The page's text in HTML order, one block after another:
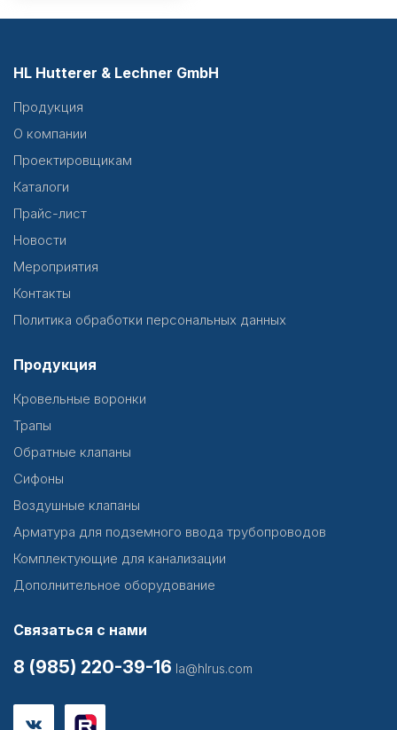
HL Hutterer & Lechner GmbH
Продукция
О компании
Проектировщикам
Каталоги
Прайс-лист
Новости
Мероприятия
Контакты
Политика обработки персональных данных
Продукция
Кровельные воронки
Трапы
Обратные клапаны
Сифоны
Воздушные клапаны
Арматура для подземного ввода трубопроводов
Комплектующие для канализации
Дополнительное оборудование
Связаться с нами
8 (985) 220-39-16 la@hlrus.com